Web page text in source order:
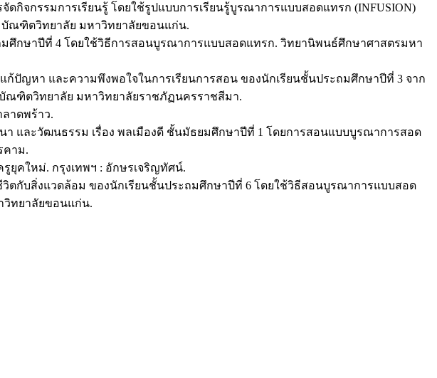
จกรรมการเรียนรู้ โดยใช้รูปแบบการเรียนรู้บูรณาการแบบสอดแทรก (INFUSION)
ณฑิตวิทยาลัย มหาวิทยาลัยขอนแก่น.
มศึกษาปีที่ 4 โดยใช้วิธีการสอนบูรณาการแบบสอดแทรก. วิทยานิพนธ์ศึกษาศาสตรมหา
ก้ปัญหา และความพึงพอใจในการเรียนการสอน ของนักเรียนชั้นประถมศึกษาปีที่ 3 จาก
ณฑิตวิทยาลัย มหาวิทยาลัยราชภัฏนครราชสีมา.
าดพร้าว.
า และวัฒนธรรม เรื่อง พลเมืองดี ชั้นมัธยมศึกษาปีที่ 1 โดยการสอนแบบบูรณาการสอด
คาม.
ยุคใหม่. กรุงเทพฯ : อักษรเจริญทัศน์.
วิตกับสิ่งแวดล้อม ของนักเรียนชั้นประถมศึกษาปีที่ 6 โดยใช้วิธีสอนบูรณาการแบบสอด
วิทยาลัยขอนแก่น.